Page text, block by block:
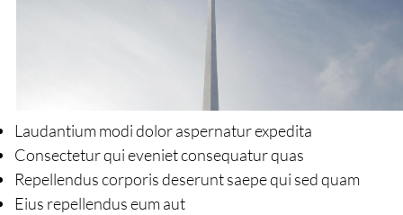
Laudantium modi dolor aspernatur expedita
Consectetur qui eveniet consequatur quas
Repellendus corporis deserunt saepe qui sed quam
Eius repellendus eum aut